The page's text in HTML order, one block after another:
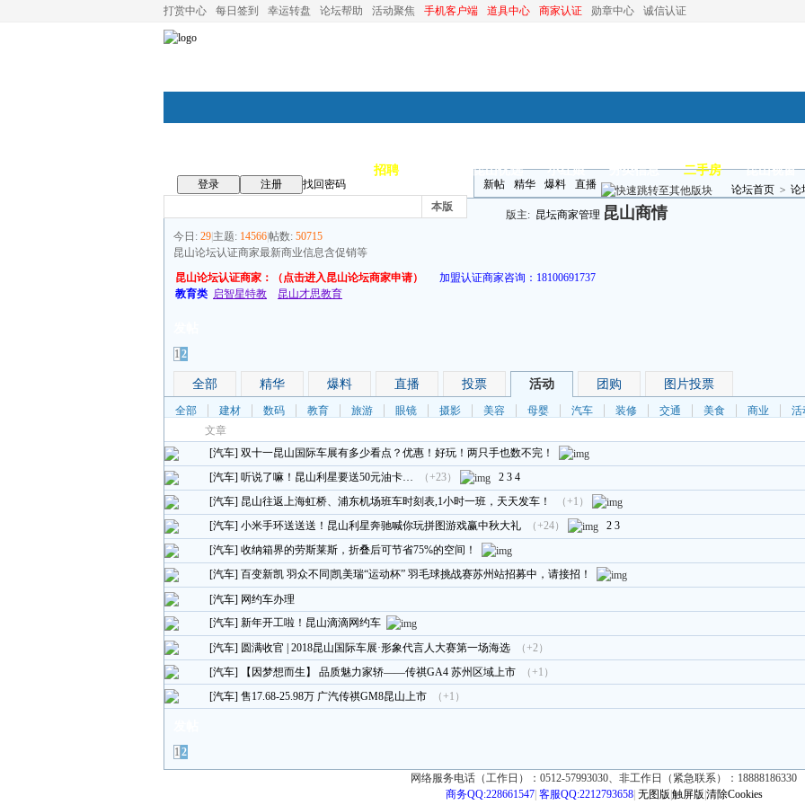
打赏中心 每日签到 幸运转盘 论坛帮助 活动聚焦 手机客户端 道具中心 商家认证 勋章中心 诚信认证
招聘 昆山优选 小红娘 分类信息 二手房 昆山视窗
登录 注册
找回密码
本版
新帖 精华 爆料 直播 论坛首页 > 论
版主: 昆坛商家管理 昆山商情
今日: 29 主题: 14566帖数: 50715
昆山论坛认证商家最新商业信息含促销等
昆山论坛认证商家：（点击进入昆山论坛商家申请）
加盟认证商家咨询： 18100691737
教育类 启智星特教 昆山才思教育
1 2
全部 精华 爆料 直播 投票 活动 团购 图片投票
全部 建材 数码 教育 旅游 眼镜 摄影 美容 母婴 汽车 装修 交通 美食 商业
活
文章
[汽车] 双十一昆山国际车展有多少看点？优惠！好玩！两只手也数不完！
[汽车] 听说了嘛！昆山利星要送50元油卡… （+23） 2 3 4
[汽车] 昆山往返上海虹桥、浦东机场班车时刻表,1小时一班，天天发车！
（+1）
[汽车] 小米手环送送送！昆山利星奔驰喊你玩拼图游戏赢中秋大礼 （+24） 2 3
[汽车] 收纳箱界的劳斯莱斯，折叠后可节省75%的空间！
[汽车] 百变新凯 羽众不同|凯美瑞“运动杯” 羽毛球挑战赛苏州站招募中，请接招！
[汽车] 网约车办理
[汽车] 新年开工啦！昆山滴滴网约车
[汽车] 圆满收官 | 2018昆山国际车展·形象代言人大赛第一场海选
（+2）
[汽车]
【因梦想而生】 品质魅力家轿——传祺GA4 苏州区域上市
（+1）
[汽车] 售17.68-25.98万 广汽传祺GM8昆山上市 （+1）
1 2
网络服务电话（工作日）：0512-57993030、非工作日（紧急联系）：18888186330
商务QQ:228661547| 客服QQ:2212793658| 无图版 触屏版 清除Cookies